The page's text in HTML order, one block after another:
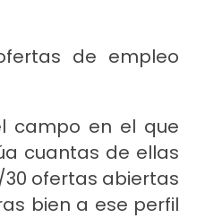
de empleo
campo en el que
cuantas de ellas
ofertas abiertas
bien a ese perfil